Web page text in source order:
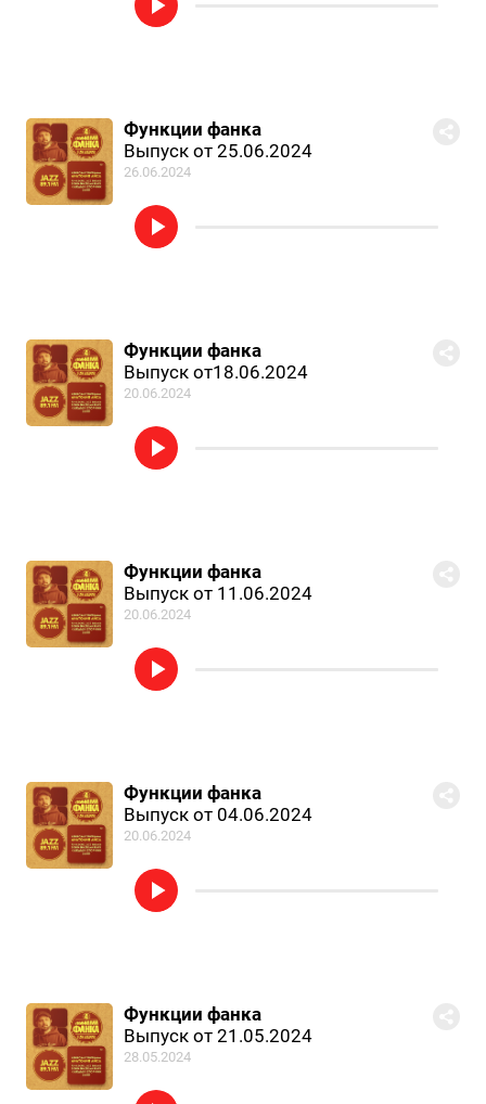
Функции фанка
Выпуск от 25.06.2024
26.06.2024
Функции фанка
Выпуск от18.06.2024
20.06.2024
Функции фанка
Выпуск от 11.06.2024
20.06.2024
Функции фанка
Выпуск от 04.06.2024
20.06.2024
Функции фанка
Выпуск от 21.05.2024
28.05.2024